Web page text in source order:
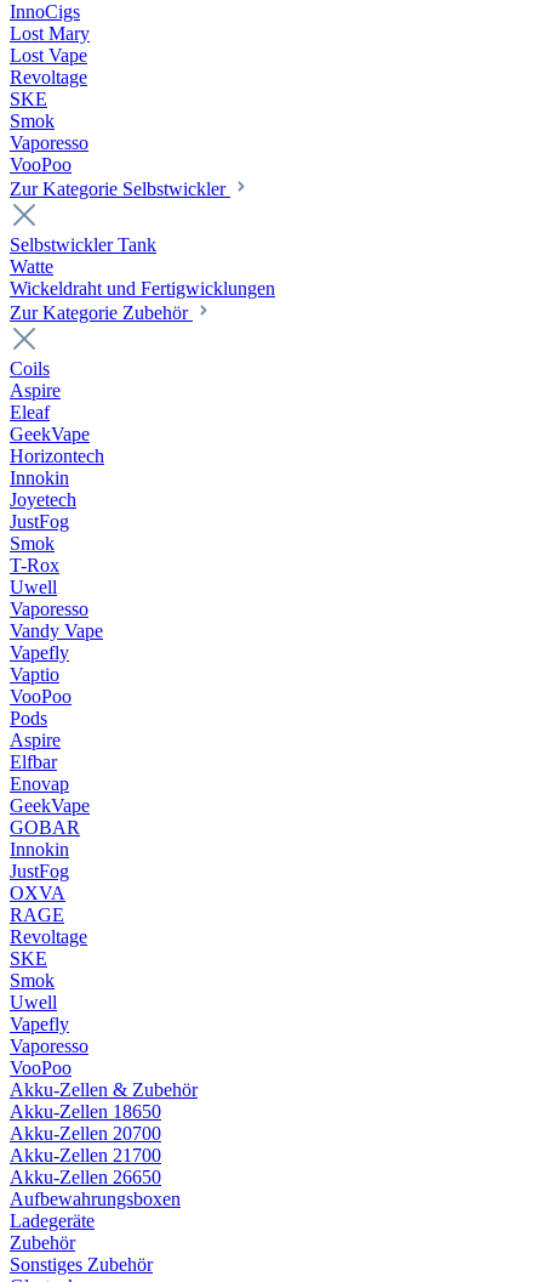
InnoCigs
Lost Mary
Lost Vape
Revoltage
SKE
Smok
Vaporesso
VooPoo
Zur Kategorie Selbstwickler
Selbstwickler Tank
Watte
Wickeldraht und Fertigwicklungen
Zur Kategorie Zubehör
Coils
Aspire
Eleaf
GeekVape
Horizontech
Innokin
Joyetech
JustFog
Smok
T-Rox
Uwell
Vaporesso
Vandy Vape
Vapefly
Vaptio
VooPoo
Pods
Aspire
Elfbar
Enovap
GeekVape
GOBAR
Innokin
JustFog
OXVA
RAGE
Revoltage
SKE
Smok
Uwell
Vapefly
Vaporesso
VooPoo
Akku-Zellen & Zubehör
Akku-Zellen 18650
Akku-Zellen 20700
Akku-Zellen 21700
Akku-Zellen 26650
Aufbewahrungsboxen
Ladegeräte
Zubehör
Sonstiges Zubehör